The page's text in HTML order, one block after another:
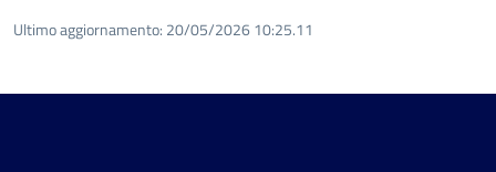
Ultimo aggiornamento: 20/05/2026 10:25.11